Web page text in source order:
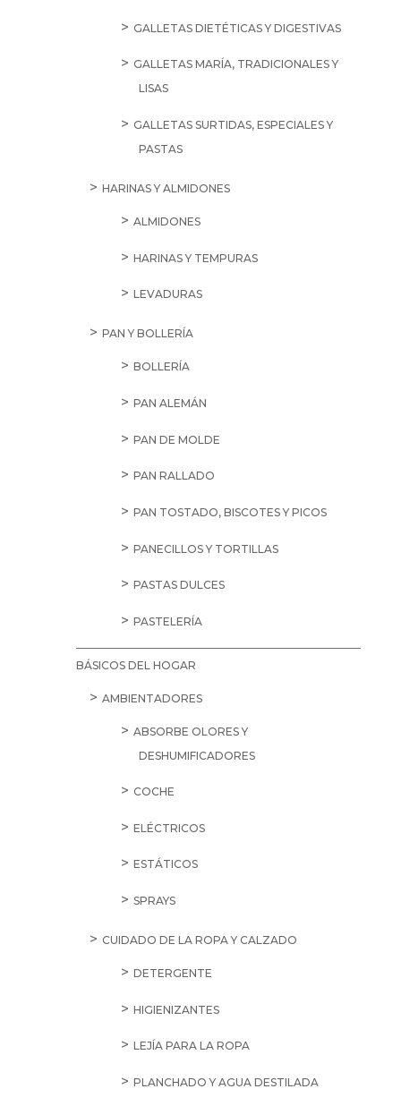
GALLETAS DIETÉTICAS Y DIGESTIVAS
GALLETAS MARÍA, TRADICIONALES Y
LISAS
GALLETAS SURTIDAS, ESPECIALES Y
PASTAS
HARINAS Y ALMIDONES
ALMIDONES
HARINAS Y TEMPURAS
LEVADURAS
PAN Y BOLLERÍA
BOLLERÍA
PAN ALEMÁN
PAN DE MOLDE
PAN RALLADO
PAN TOSTADO, BISCOTES Y PICOS
PANECILLOS Y TORTILLAS
PASTAS DULCES
PASTELERÍA
BÁSICOS DEL HOGAR
AMBIENTADORES
ABSORBE OLORES Y
DESHUMIFICADORES
COCHE
ELÉCTRICOS
ESTÁTICOS
SPRAYS
CUIDADO DE LA ROPA Y CALZADO
DETERGENTE
HIGIENIZANTES
LEJÍA PARA LA ROPA
PLANCHADO Y AGUA DESTILADA